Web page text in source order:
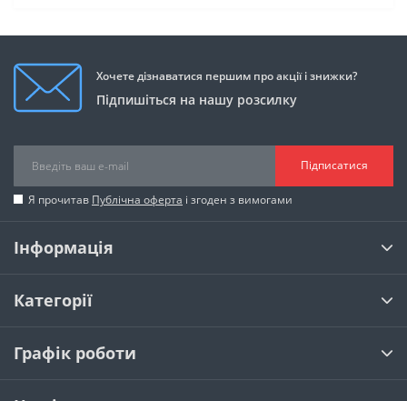
Хочете дізнаватися першим про акції і знижки?
Підпишіться на нашу розсилку
Підписатися
Я прочитав Публічна оферта і згоден з вимогами
Інформація
Категорії
Графік роботи